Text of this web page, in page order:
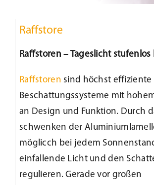
Kundenservice
Infobereich
News
Kontakt
Raffstore
Raffstoren – Tageslicht stufenlos
Raffstoren sind höchst effiziente
Beschattungssysteme mit
an Design und Funktion. Durch
schwenken der
möglicch bei jedem
einfallende Licht und den
regulieren. Gerade vor großen